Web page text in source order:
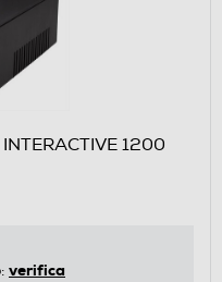
1200
verifica